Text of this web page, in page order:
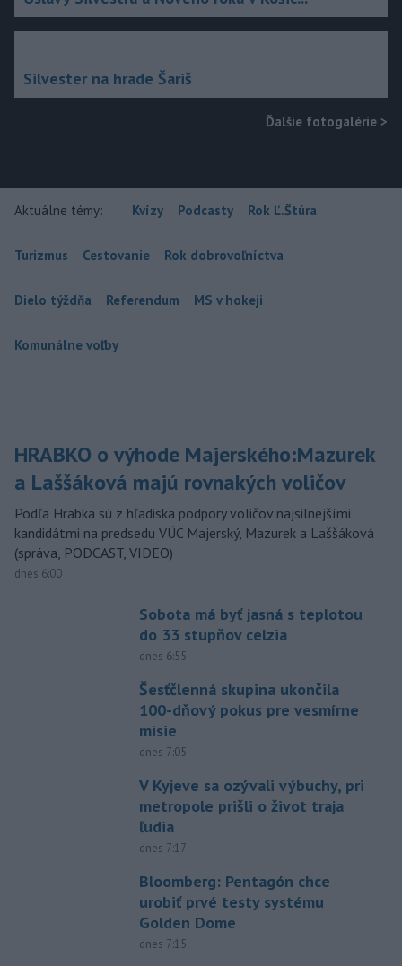
Silvester na hrade Šariš
Ďalšie fotogalérie >
Aktuálne témy: Kvízy Podcasty Rok Ľ.Štúra
Turizmus Cestovanie Rok dobrovoľníctva
Dielo týždňa Referendum MS v hokeji
Komunálne voľby
HRABKO o výhode Majerského:Mazurek
a Laššáková majú rovnakých voličov
Podľa Hrabka sú z hľadiska podpory voličov najsilnejšími
kandidátmi na predsedu VÚC Majerský, Mazurek a Laššáková
(správa, PODCAST, VIDEO)
dnes 6:00
Sobota má byť jasná s teplotou
do 33 stupňov celzia
dnes 6:55
Šesťčlenná skupina ukončila
100-dňový pokus pre vesmírne
misie
dnes 7:05
V Kyjeve sa ozývali výbuchy, pri
metropole prišli o život traja
ľudia
dnes 7:17
Bloomberg: Pentagón chce
urobiť prvé testy systému
Golden Dome
dnes 7:15